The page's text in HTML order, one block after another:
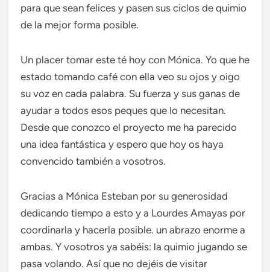
para que sean felices y pasen sus ciclos de quimio
de la mejor forma posible.
Un placer tomar este té hoy con Mónica. Yo que he
estado tomando café con ella veo su ojos y oigo
su voz en cada palabra. Su fuerza y sus ganas de
ayudar a todos esos peques que lo necesitan.
Desde que conozco el proyecto me ha parecido
una idea fantástica y espero que hoy os haya
convencido también a vosotros.
Gracias a Mónica Esteban por su generosidad
dedicando tiempo a esto y a Lourdes Amayas por
coordinarla y hacerla posible. un abrazo enorme a
ambas. Y vosotros ya sabéis: la quimio jugando se
pasa volando. Así que no dejéis de visitar